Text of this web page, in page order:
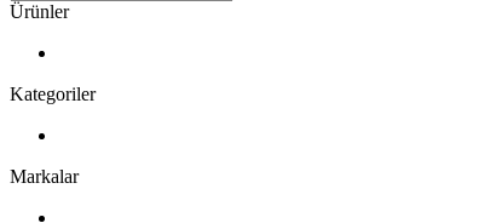
Ürünler
Kategoriler
Markalar